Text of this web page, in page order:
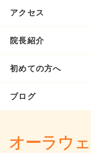
アクセス
院長紹介
初めての方へ
ブログ